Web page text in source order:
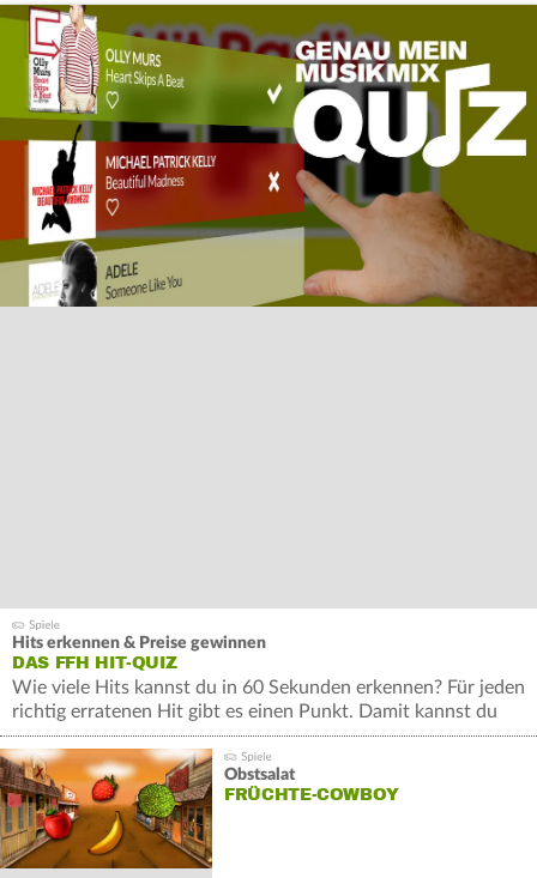
Hits erkennen & Preise gewinnen
DAS FFH HIT-QUIZ
Wie viele Hits kannst du in 60 Sekunden erkennen? Für jeden
richtig erratenen Hit gibt es einen Punkt. Damit kannst du
wertvolle Preise gewinnen.
Obstsalat
FRÜCHTE-COWBOY